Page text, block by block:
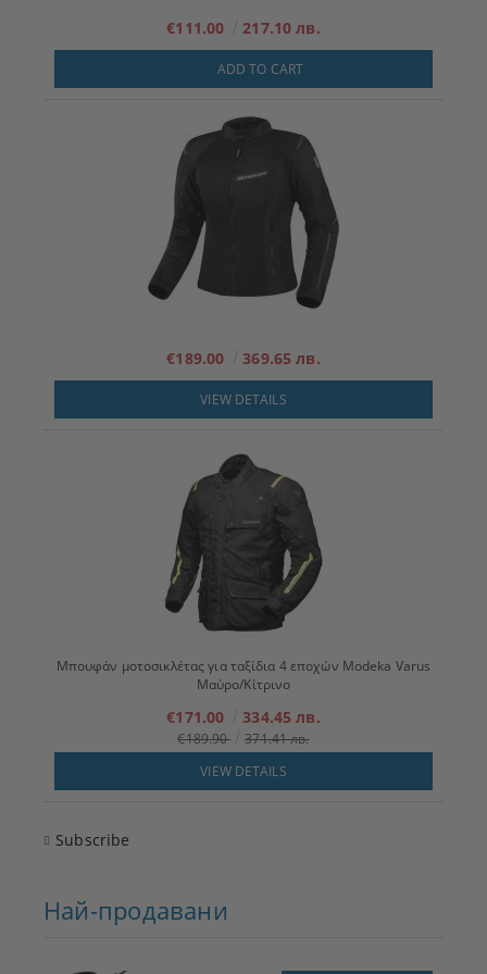
€111.00 217.10 лв.
ADD TO CART
€189.00 369.65 лв.
VIEW DETAILS
Μπουφάν μοτοσικλέτας για ταξίδια 4 εποχών Modeka Varus
Μαύρο/Κίτρινο
€171.00 334.45 лв.
€189.90
371.41 лв.
VIEW DETAILS
Subscribe
Най-продавани